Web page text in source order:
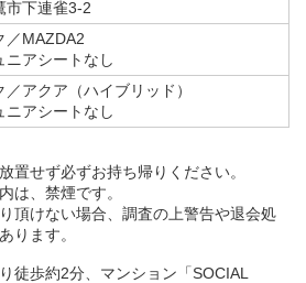
市下連雀3-2
／MAZDA2
ニアシートなし
アクア（ハイブリッド）
ニアシートなし
置せず必ずお持ち帰りください。
は、禁煙です。
頂けない場合、調査の上警告や退会処
ります。
徒歩約2分、マンション「SOCIAL